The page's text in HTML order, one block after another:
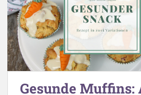
Gesunde Muffins: